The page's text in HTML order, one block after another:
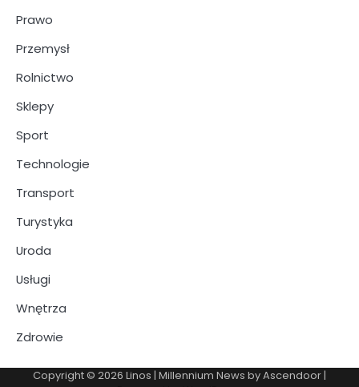
Prawo
Przemysł
Rolnictwo
Sklepy
Sport
Technologie
Transport
Turystyka
Uroda
Usługi
Wnętrza
Zdrowie
Copyright © 2026 Linos | Millennium News byAscendoor|